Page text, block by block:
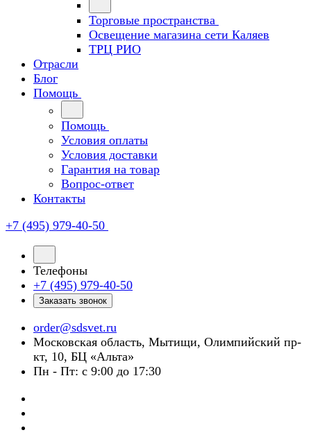
Торговые пространства
Освещение магазина сети Каляев
ТРЦ РИО
Отрасли
Блог
Помощь
Помощь
Условия оплаты
Условия доставки
Гарантия на товар
Вопрос-ответ
Контакты
+7 (495) 979-40-50
Телефоны
+7 (495) 979-40-50
Заказать звонок
order@sdsvet.ru
Московская область, Мытищи, Олимпийский пр-
кт, 10, БЦ «Альта»
Пн - Пт: с 9:00 до 17:30